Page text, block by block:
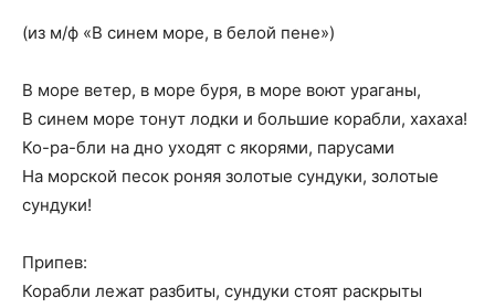
(из м/ф «В синем море, в белой пене»)
В море ветер, в море буря, в море воют ураганы,
В синем море тонут лодки и большие корабли, хахаха!
Ко-ра-бли на дно уходят с якорями, парусами
На морской песок роняя золотые сундуки, золотые
сундуки!
Припев:
Корабли лежат разбиты, сундуки стоят раскрыты